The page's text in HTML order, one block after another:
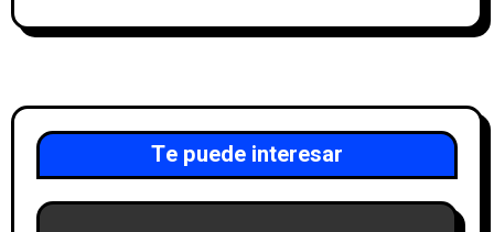
Te puede interesar